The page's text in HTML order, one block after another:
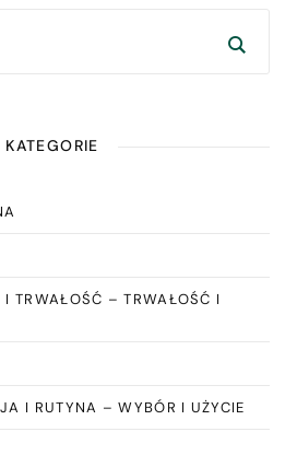
KATEGORIE
I TRWAŁOŚĆ – TRWAŁOŚĆ I
I RUTYNA – WYBÓR I UŻYCIE